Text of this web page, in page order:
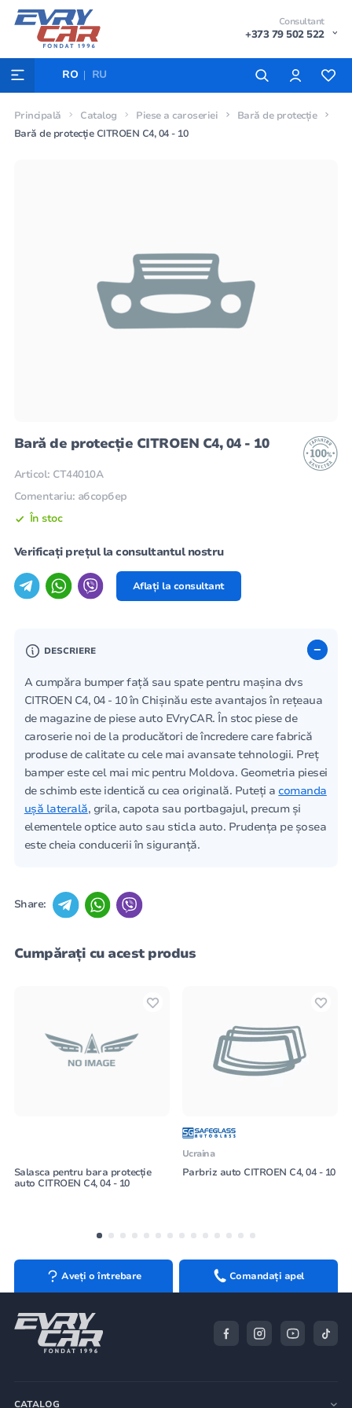
Consultant
+373 79 502 522
RO RU
Principală Catalog Piese a caroseriei
Bară de protecție
Bară de protecție CITROEN C4, 04 - 10
Bară de protecție CITROEN C4, 04 - 10
Articol: CT44010A
Comentariu: абсорбер
În stoc
Verificați prețul la consultantul nostru
Aflați la consultant
DESCRIERE
A cumpăra bumper față sau spate pentru mașina dvs
CITROEN C4, 04 - 10 în Chișinău este avantajos în rețeaua
de magazine de piese auto EVryCAR. În stoc piese de
caroserie noi de la producători de încredere care fabrică
produse de calitate cu cele mai avansate tehnologii. Preț
bamper este cel mai mic pentru Moldova. Geometria piesei
de schimb este identică cu cea originală. Puteți a comanda
ușă laterală, grila, capota sau portbagajul, precum și
elementele optice auto sau sticla auto. Prudența pe șosea
este cheia conducerii în siguranță.
Share:
Cumpărați cu acest produs
Salasca pentru bara protecție
auto CITROEN C4, 04 - 10
Ucraina
Parbriz auto CITROEN C4, 04 - 10
Aveți o întrebare Comandați apel
CATALOG